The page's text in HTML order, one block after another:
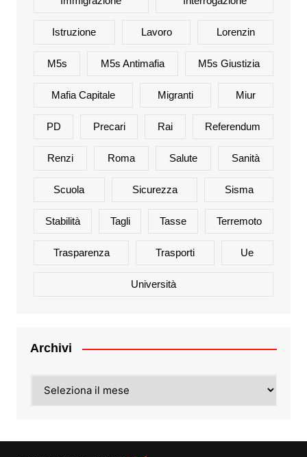
Istruzione Lavoro Lorenzin
M5s M5s Antimafia M5s Giustizia
Mafia Capitale Migranti Miur
PD Precari Rai Referendum
Renzi Roma Salute Sanità
Scuola Sicurezza Sisma
Stabilità Tagli Tasse Terremoto
Trasparenza Trasporti Ue
Università
Archivi